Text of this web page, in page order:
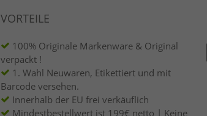
VORTEILE
100% Originale Markenware & Original
verpackt !
1. Wahl Neuwaren, Etikettiert und mit
Barcode versehen.
Innerhalb der EU frei verkäuflich
Mindestbestellwert ist 199€ netto | Keine